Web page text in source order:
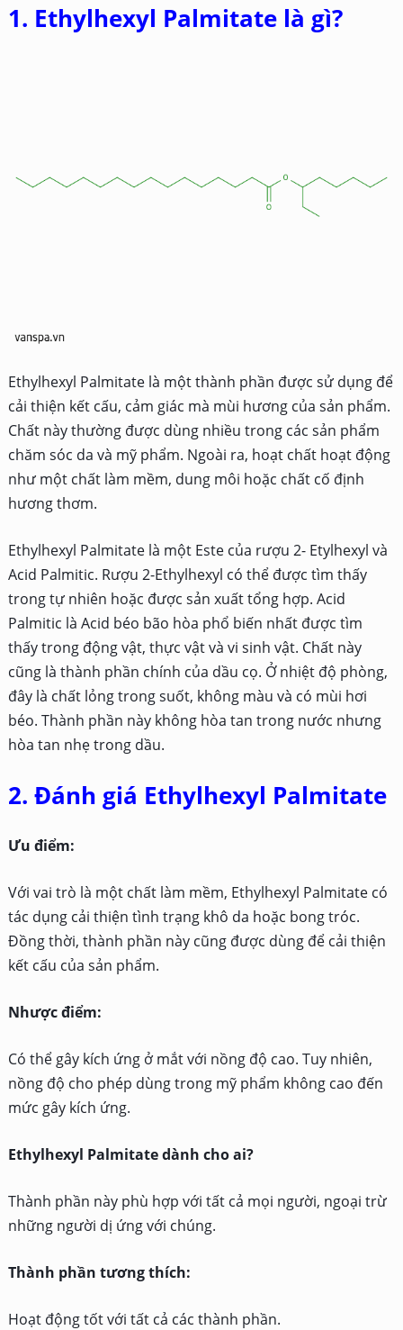
1. Ethylhexyl Palmitate là gì?
Ethylhexyl Palmitate là một thành phần được sử dụng để
cải thiện kết cấu, cảm giác mà mùi hương của sản phẩm.
Chất này thường được dùng nhiều trong các sản phẩm
chăm sóc da và mỹ phẩm. Ngoài ra, hoạt chất hoạt động
như một chất làm mềm, dung môi hoặc chất cố định
hương thơm.
Ethylhexyl Palmitate là một Este của rượu 2- Etylhexyl và
Acid Palmitic. Rượu 2-Ethylhexyl có thể được tìm thấy
trong tự nhiên hoặc được sản xuất tổng hợp. Acid
Palmitic là Acid béo bão hòa phổ biến nhất được tìm
thấy trong động vật, thực vật và vi sinh vật. Chất này
cũng là thành phần chính của dầu cọ. Ở nhiệt độ phòng,
đây là chất lỏng trong suốt, không màu và có mùi hơi
béo. Thành phần này không hòa tan trong nước nhưng
hòa tan nhẹ trong dầu.
2. Đánh giá Ethylhexyl Palmitate
Ưu điểm:
Với vai trò là một chất làm mềm, Ethylhexyl Palmitate có
tác dụng cải thiện tình trạng khô da hoặc bong tróc.
Đồng thời, thành phần này cũng được dùng để cải thiện
kết cấu của sản phẩm.
Nhược điểm:
Có thể gây kích ứng ở mắt với nồng độ cao. Tuy nhiên,
nồng độ cho phép dùng trong mỹ phẩm không cao đến
mức gây kích ứng.
Ethylhexyl Palmitate dành cho ai?
Thành phần này phù hợp với tất cả mọi người, ngoại trừ
những người dị ứng với chúng.
Thành phần tương thích:
Hoạt động tốt với tất cả các thành phần.